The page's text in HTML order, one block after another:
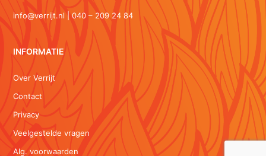
info@verrijt.nl | 040 – 209 24 84
INFORMATIE
Over Verrijt
Contact
Privacy
Veelgestelde vragen
Alg. voorwaarden